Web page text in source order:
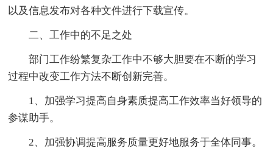
以及信息发布对各种文件进行下载宣传。
二、工作中的不足之处
部门工作纷繁复杂工作中不够大胆要在不断的学习
过程中改变工作方法不断创新完善。
1、加强学习提高自身素质提高工作效率当好领导的
参谋助手。
2、加强协调提高服务质量更好地服务于全体同事。